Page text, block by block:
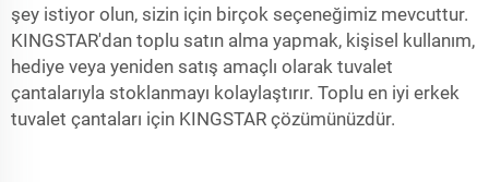
şey istiyor olun, sizin için birçok seçeneğimiz mevcuttur.
KINGSTAR'dan toplu satın alma yapmak, kişisel kullanım,
hediye veya yeniden satış amaçlı olarak tuvalet
çantalarıyla stoklanmayı kolaylaştırır. Toplu en iyi erkek
tuvalet çantaları için KINGSTAR çözümünüzdür.